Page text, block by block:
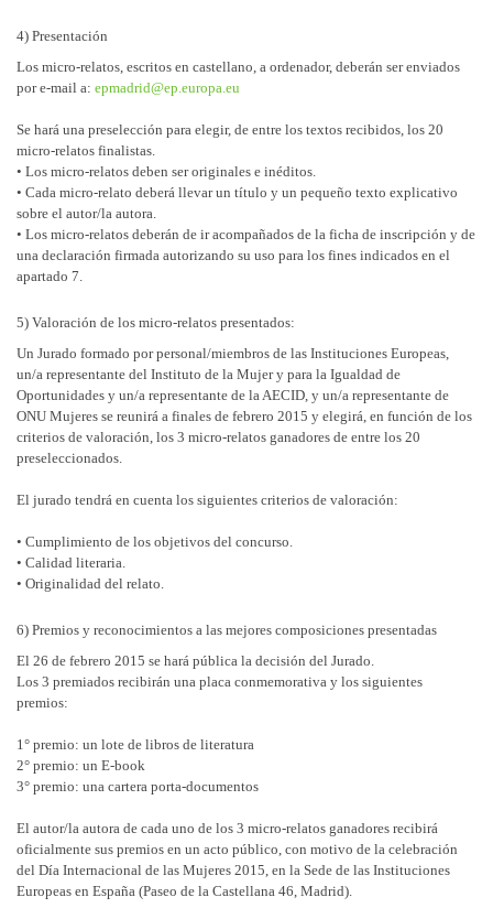
4) Presentación
Los micro-relatos, escritos en castellano, a ordenador, deberán ser enviados
por e-mail a: epmadrid@ep.europa.eu
Se hará una preselección para elegir, de entre los textos recibidos, los 20
micro-relatos finalistas.
• Los micro-relatos deben ser originales e inéditos.
• Cada micro-relato deberá llevar un título y un pequeño texto explicativo
sobre el autor/la autora.
• Los micro-relatos deberán de ir acompañados de la ficha de inscripción y de
una declaración firmada autorizando su uso para los fines indicados en el
apartado 7.
5) Valoración de los micro-relatos presentados:
Un Jurado formado por personal/miembros de las Instituciones Europeas,
un/a representante del Instituto de la Mujer y para la Igualdad de
Oportunidades y un/a representante de la AECID, y un/a representante de
ONU Mujeres se reunirá a finales de febrero 2015 y elegirá, en función de los
criterios de valoración, los 3 micro-relatos ganadores de entre los 20
preseleccionados.
El jurado tendrá en cuenta los siguientes criterios de valoración:
• Cumplimiento de los objetivos del concurso.
• Calidad literaria.
• Originalidad del relato.
6) Premios y reconocimientos a las mejores composiciones presentadas
El 26 de febrero 2015 se hará pública la decisión del Jurado.
Los 3 premiados recibirán una placa conmemorativa y los siguientes
premios:
1° premio: un lote de libros de literatura
2° premio: un E-book
3° premio: una cartera porta-documentos
El autor/la autora de cada uno de los 3 micro-relatos ganadores recibirá
oficialmente sus premios en un acto público, con motivo de la celebración
del Día Internacional de las Mujeres 2015, en la Sede de las Instituciones
Europeas en España (Paseo de la Castellana 46, Madrid).